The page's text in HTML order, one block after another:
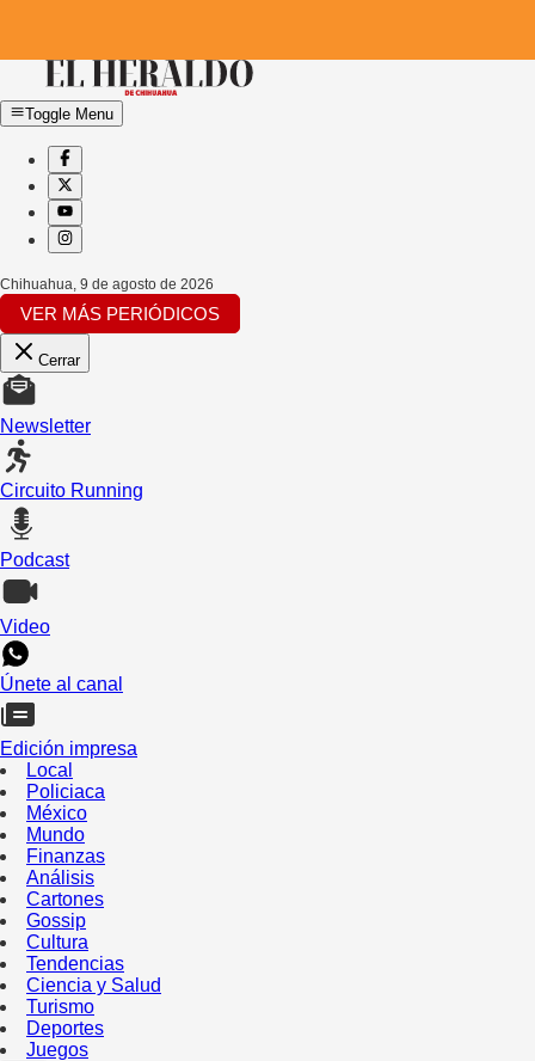
Toggle Menu
Chihuahua 9 de agosto de 2026
VER MÁS PERIÓDICOS
Cerrar
Newsletter
Circuito Running
Podcast
Video
Únete al canal
Edición impresa
Local
Policiaca
México
Mundo
Finanzas
Análisis
Cartones
Gossip
Cultura
Tendencias
Ciencia y Salud
Turismo
Deportes
Juegos